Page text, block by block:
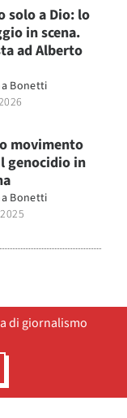
solo a Dio: lo
in scena.
ad Alberto
Bonetti
movimento
genocidio in
Bonetti
di giornalismo